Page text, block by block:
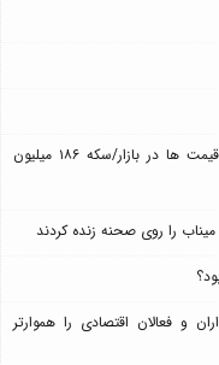
قیمت دلار، طلا و سکه امروز ۱۸ مرداد؛ بازگشت قیمت ها در بازار/سکه ۱۸۶ میلیون
را روی صحنه زنده کردند
و فعالان اقتصادی را هموارتر